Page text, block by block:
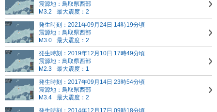
震源地：鳥取県西部
M3.2
最大震度：2
発生時刻：2021年09月24日 14時19分頃
震源地：鳥取県西部
M3.0
最大震度：2
発生時刻：2019年12月10日 17時49分頃
震源地：鳥取県西部
M2.3
最大震度：1
発生時刻：2017年09月14日 23時54分頃
震源地：鳥取県西部
M3.4
最大震度：2
発生時刻：2014年12月17日 09時18分頃